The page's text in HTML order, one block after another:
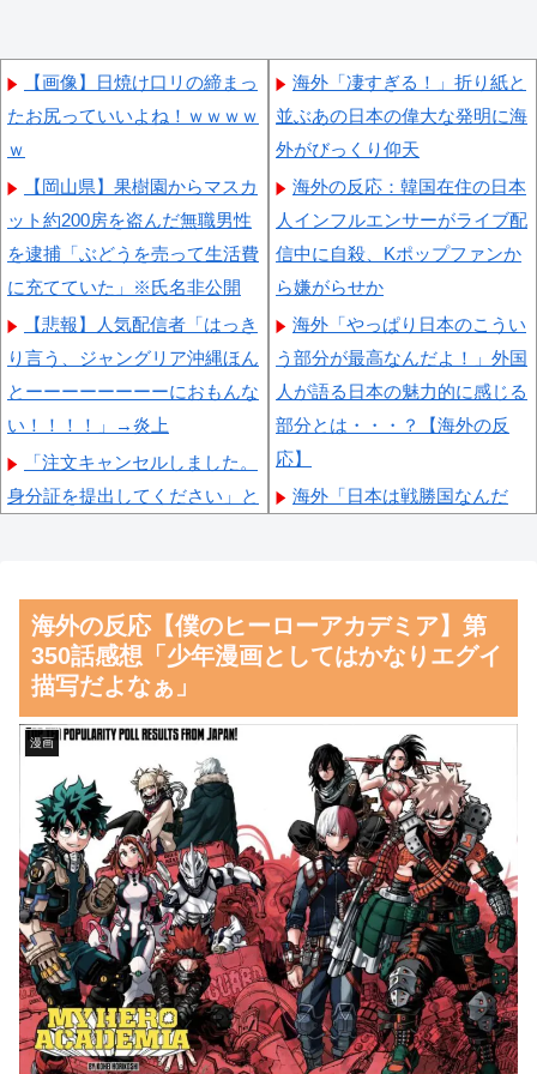
【画像】日焼け口リの締まっ
たお尻っていいよね！ｗｗｗｗ
ｗ
【岡山県】果樹園からマスカ
ット約200房を盗んだ無職男性
を逮捕「ぶどうを売って生活費
に充てていた」※氏名非公開
【悲報】人気配信者「はっき
り言う、ジャングリア沖縄ほん
とーーーーーーーーにおもんな
い！！！！」→炎上
「注文キャンセルしました。
身分証を提出してください」と
したら……
【悲報】人間「バックアップ
作成して」AI「了解。あ、間違
えちゃったｗ」→シャレになら
ないやらかしで終わるｗｗｗｗ
【朗報】齋藤飛鳥、前屈みで
完全に見えてる動画が拡散され
てしまう…
磁気嵐、地球由来のイオンが
主導…JAXAの衛星「あらせ」
が観測！
舌を絡ませて、唾液交換して
── ちゅっちゅしながらの濃厚
海外「凄すぎる！」折り紙と
並ぶあの日本の偉大な発明に海
外がびっくり仰天
海外の反応：韓国在住の日本
人インフルエンサーがライブ配
信中に自殺、Kポップファンか
ら嫌がらせか
海外「やっぱり日本のこうい
う部分が最高なんだよ！」外国
人が語る日本の魅力的に感じる
部分とは・・・？【海外の反
応】
海外「日本は戦勝国なんだ
海外メディア「洋ゲー市場は
グラフィック至上主義のせいで
崩壊しつつある」（海外の反
韓国人「織田信長の安土城の
復元図と建築技術の高さに韓国
人が衝撃！」→「当時の技術力
に言葉を失う‥」
韓国人「手術中に震度6強の
地震、その時の日本の医療スタ
ッフたちの姿をご覧ください」
→「マジで鳥肌立った」「こう
いう姿は韓国も見習わないと」
「あんな状況なら日本だけでは
海外の反応【僕のヒーローアカデミア】第
350話感想「少年漫画としてはかなりエグイ
描写だよなぁ」
漫画